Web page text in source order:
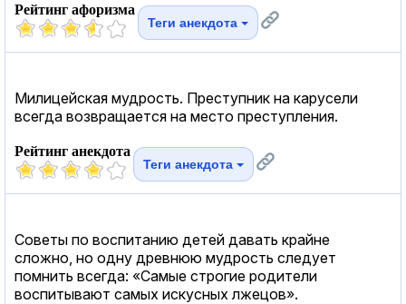
Рейтинг афоризма
Теги анекдота
Милицейская мудрость. Преступник на карусели
всегда возвращается на место преступления.
Рейтинг анекдота
Теги анекдота
Советы по воспитанию детей давать крайне
сложно, но одну древнюю мудрость следует
помнить всегда: «Самые строгие родители
воспитывают самых искусных лжецов».